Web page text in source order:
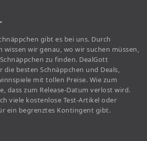
gibt es bei uns. Durch
wissen wir genau, wo wir suchen müssen,
zu finden. DealGott
besten Schnäppchen und Deals,
mit tollen Preise. Wie zum
dass zum Release-Datum verlost wird.
viele kostenlose Test-Artikel oder
ein begrenztes Kontingent gibt.